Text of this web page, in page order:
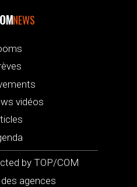
NEWS
vidéos
by TOP/COM
des agences